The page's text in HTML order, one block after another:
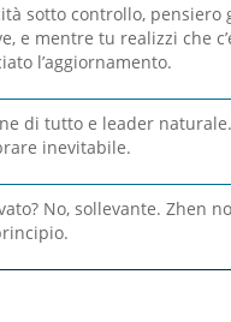
sotto controllo, pensiero
e mentre tu realizzi che
l’aggiornamento.
di tutto e leader
inevitabile.
No, sollevante. Zhen